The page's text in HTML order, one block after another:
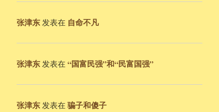
张津东 发表在 自命不凡
张津东 发表在“国富民强”和“民富国强”
张津东 发表在骗子和傻子